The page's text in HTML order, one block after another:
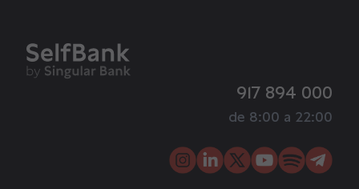
917 894 000
de 8:00 a 22:00